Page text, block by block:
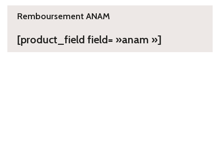
Remboursement ANAM
[product_field field= »anam »]